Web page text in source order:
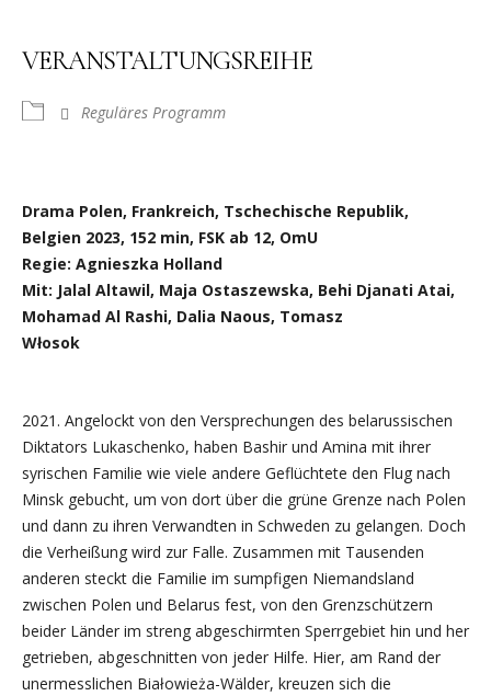
VERANSTALTUNGSREIHE
Reguläres Programm
Drama Polen, Frankreich, Tschechische Republik,
Belgien 2023, 152 min, FSK ab 12, OmU
Regie: Agnieszka Holland
Mit: Jalal Altawil, Maja Ostaszewska, Behi Djanati Atai,
Mohamad Al Rashi, Dalia Naous, Tomasz
Włosok
2021. Angelockt von den Versprechungen des belarussischen
Diktators Lukaschenko, haben Bashir und Amina mit ihrer
syrischen Familie wie viele andere Geflüchtete den Flug nach
Minsk gebucht, um von dort über die grüne Grenze nach Polen
und dann zu ihren Verwandten in Schweden zu gelangen. Doch
die Verheißung wird zur Falle. Zusammen mit Tausenden
anderen steckt die Familie im sumpfigen Niemandsland
zwischen Polen und Belarus fest, von den Grenzschützern
beider Länder im streng abgeschirmten Sperrgebiet hin und her
getrieben, abgeschnitten von jeder Hilfe. Hier, am Rand der
unermesslichen Białowieża-Wälder, kreuzen sich die